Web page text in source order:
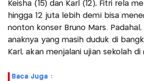
Keisha (15) dan Karl (12), Fitri rela
hingga 12 juta lebih demi bisa
nonton konser Bruno Mars.
anaknya yang masih duduk di
Karl, akan menjalani ujian sekolah
Baca Juga :